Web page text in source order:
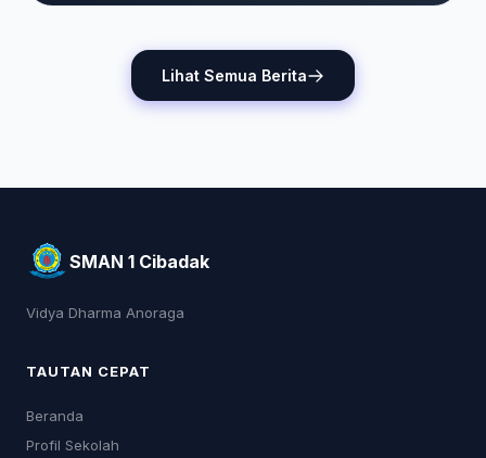
Lihat Semua Berita
SMAN 1 Cibadak
Vidya Dharma Anoraga
TAUTAN CEPAT
Beranda
Profil Sekolah